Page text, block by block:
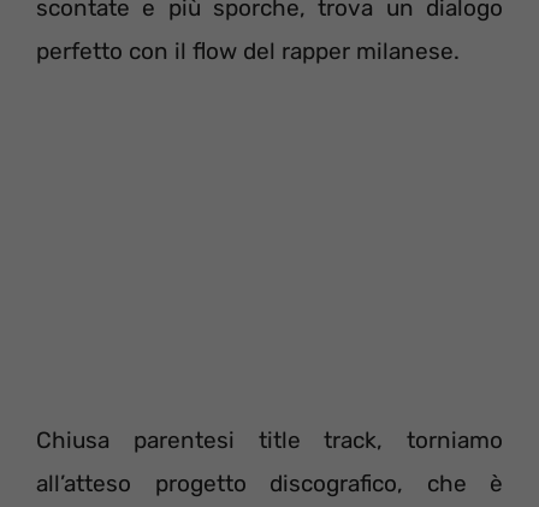
scontate e più sporche, trova un dialogo
perfetto con il flow del rapper milanese.
Chiusa parentesi title track, torniamo
all’atteso progetto discografico, che è